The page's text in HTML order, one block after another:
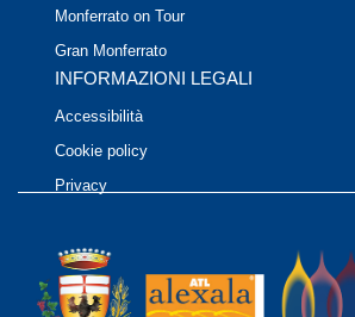
Monferrato on Tour
Gran Monferrato
INFORMAZIONI LEGALI
Accessibilità
Cookie policy
Privacy